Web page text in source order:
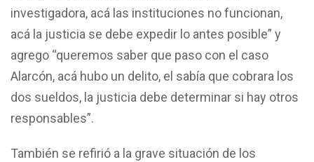
investigadora, acá las instituciones no funcionan,
acá la justicia se debe expedir lo antes posible” y
agrego “queremos saber que paso con el caso
Alarcón, acá hubo un delito, el sabía que cobrara los
dos sueldos, la justicia debe determinar si hay otros
responsables”.
También se refirió a la grave situación de los